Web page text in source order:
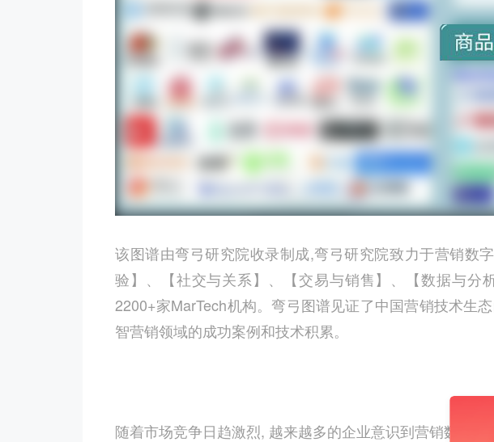
该图谱由弯弓研究院收录制成,弯弓研究院致力于营销数
验】、【社交与关系】、【交易与销售】、【数据与分
2200+家MarTech机构。弯弓图谱见证了中国营销技术生
智营销领域的成功案例和技术积累。
随着市场竞争日趋激烈, 越来越多的企业意识到营销数智化